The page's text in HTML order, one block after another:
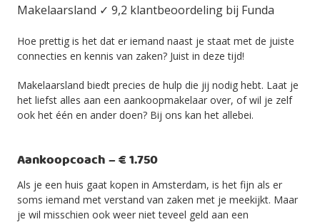
Makelaarsland ✓ 9,2 klantbeoordeling bij Funda
Hoe prettig is het dat er iemand naast je staat met de juiste
connecties en kennis van zaken? Juist in deze tijd!
Makelaarsland biedt precies de hulp die jij nodig hebt. Laat je
het liefst alles aan een aankoopmakelaar over, of wil je zelf
ook het één en ander doen? Bij ons kan het allebei.
Aankoopcoach – € 1.750
Als je een huis gaat kopen in Amsterdam, is het fijn als er
soms iemand met verstand van zaken met je meekijkt. Maar
je wil misschien ook weer niet teveel geld aan een